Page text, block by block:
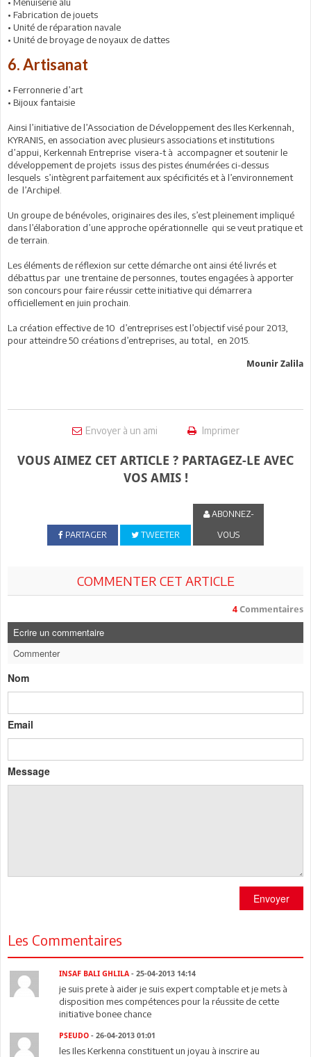
• Fabrication de jouets
• Unité de réparation navale
• Unité de broyage de noyaux de dattes
6. Artisanat
• Ferronnerie d’art
• Bijoux fantaisie
Ainsi l’initiative de l’Association de Développement des Iles Kerkennah,
KYRANIS, en association avec plusieurs associations et institutions
d’appui, Kerkennah Entreprise visera-t à accompagner et soutenir le
développement de projets issus des pistes énumérées ci-dessus
lesquels s’intègrent parfaitement aux spécificités et à l’environnement
de l’Archipel.
Un groupe de bénévoles, originaires des iles, s’est pleinement impliqué
dans l’élaboration d’une approche opérationnelle qui se veut pratique et
de terrain.
Les éléments de réflexion sur cette démarche ont ainsi été livrés et
débattus par une trentaine de personnes, toutes engagées à apporter
son concours pour faire réussir cette initiative qui démarrera
officiellement en juin prochain.
La création effective de 10 d’entreprises est l’objectif visé pour 2013,
pour atteindre 50 créations d’entreprises, au total, en 2015.
Mounir Zalila
Envoyer à un ami Imprimer
VOUS AIMEZ CET ARTICLE ? PARTAGEZ-LE AVEC
VOS AMIS !
PARTAGER TWEETER
ABONNEZ-
VOUS
COMMENTER CET ARTICLE
4 Commentaires
Ecrire un commentaire
Commenter
Nom
Email
Message
Envoyer
Les Commentaires
INSAF BALI GHLILA - 25-04-2013 14:14
je suis prete à aider je suis expert comptable et je mets à
disposition mes compétences pour la réussite de cette
initiative bonee chance
PSEUDO - 26-04-2013 01:01
les Iles Kerkenna constituent un joyau à inscrire au